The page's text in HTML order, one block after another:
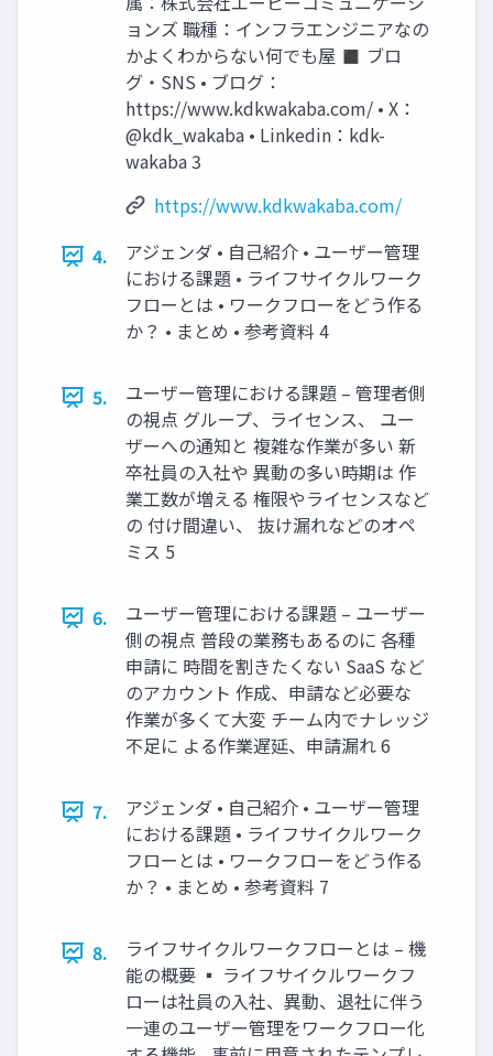
ョンズ 職種：インフラエンジニアなの
かよくわからない何でも屋 ◼ ブロ
グ・SNS • ブログ：
https://www.kdkwakaba.com/ • X：
@kdk_wakaba • Linkedin：kdk-
wakaba 3
https://www.kdkwakaba.com/
4.
アジェンダ • 自己紹介 • ユーザー管理
における課題 • ライフサイクルワーク
フローとは • ワークフローをどう作る
か？ • まとめ • 参考資料 4
5.
ユーザー管理における課題 – 管理者側
の視点 グループ、ライセンス、 ユー
ザーへの通知と 複雑な作業が多い 新
卒社員の入社や 異動の多い時期は 作
業工数が増える 権限やライセンスなど
の 付け間違い、 抜け漏れなどのオペ
ミス 5
6.
ユーザー管理における課題 – ユーザー
側の視点 普段の業務もあるのに 各種
申請に 時間を割きたくない SaaS など
のアカウント 作成、申請など必要な
作業が多くて大変 チーム内でナレッジ
不足に よる作業遅延、申請漏れ 6
7.
アジェンダ • 自己紹介 • ユーザー管理
における課題 • ライフサイクルワーク
フローとは • ワークフローをどう作る
か？ • まとめ • 参考資料 7
8.
ライフサイクルワークフローとは – 機
能の概要 ▪ ライフサイクルワークフ
ローは社員の入社、異動、退社に伴う
一連のユーザー管理をワークフロー化